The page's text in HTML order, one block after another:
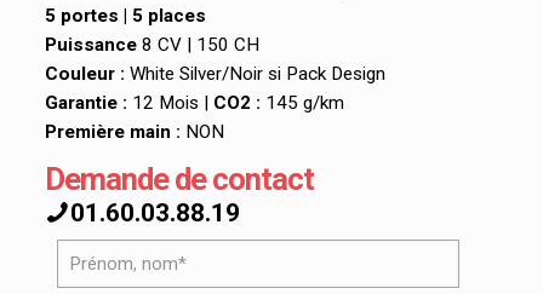
5 portes | 5 places
Puissance 8 CV | 150 CH
Couleur : White Silver/Noir si Pack Design
Garantie : 12 Mois | CO2 : 145 g/km
Première main : NON
Demande de contact
01.60.03.88.19